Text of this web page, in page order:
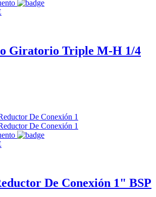
Giratorio Triple M-H 1/4
De Conexión 1" BSP